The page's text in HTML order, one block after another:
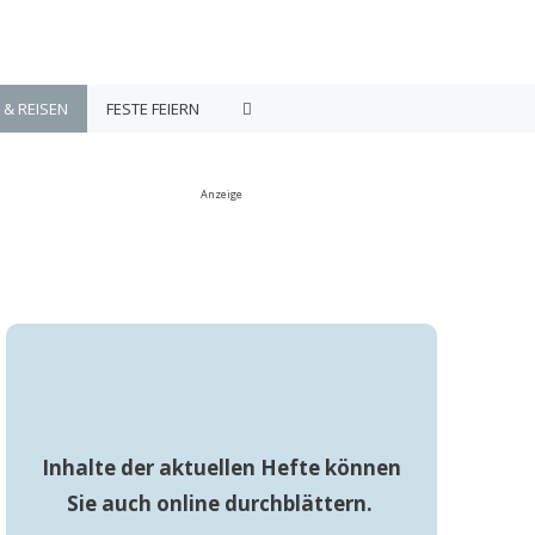
REISEN FESTE FEIERN
Anzeige
Inhalte der aktuellen Hefte können
Sie auch online durchblättern.